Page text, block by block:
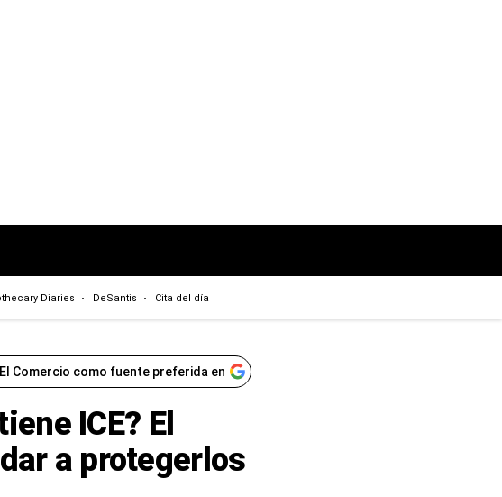
Diaries DeSantis Cita del día
Comercio como fuente preferida en
ICE? El
a protegerlos